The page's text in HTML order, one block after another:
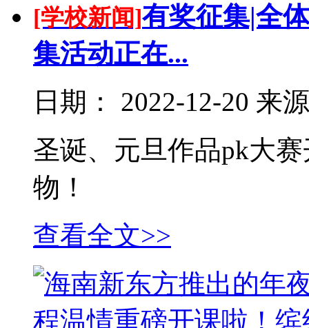
[学校新闻]有奖征集|全
集活动正在...
日期： 2022-12-20 来
圣诞、元旦作品pk大
物！
查看全文>>